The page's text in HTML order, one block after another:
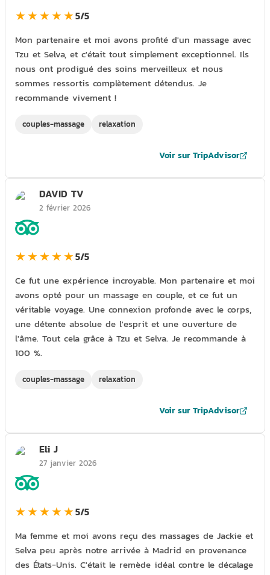
★★★★★5/5
Mon partenaire et moi avons profité d'un massage avec
Tzu et Selva, et c'était tout simplement exceptionnel. Ils
nous ont prodigué des soins merveilleux et nous
sommes ressortis complètement détendus. Je
recommande vivement !
couples-massage relaxation
Voir sur TripAdvisor
DAVID TV
2 février 2026
★★★★★5/5
Ce fut une expérience incroyable. Mon partenaire et moi
avons opté pour un massage en couple, et ce fut un
véritable voyage. Une connexion profonde avec le corps,
une détente absolue de l'esprit et une ouverture de
l'âme. Tout cela grâce à Tzu et Selva. Je recommande à
100 %.
couples-massage relaxation
Voir sur TripAdvisor
Eli J
27 janvier 2026
★★★★★5/5
Ma femme et moi avons reçu des massages de Jackie et
Selva peu après notre arrivée à Madrid en provenance
des États-Unis. C'était le remède idéal contre le décalage